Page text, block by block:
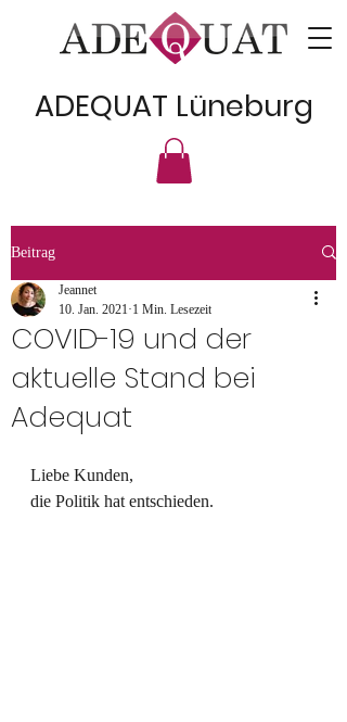
ADEQUAT Lüneburg
Beitrag
COVID-19 und der
aktuelle Stand bei
Adequat
Jeannet
10. Jan. 2021 1 Min. Lesezeit
Liebe Kunden,
die Politik hat entschieden.